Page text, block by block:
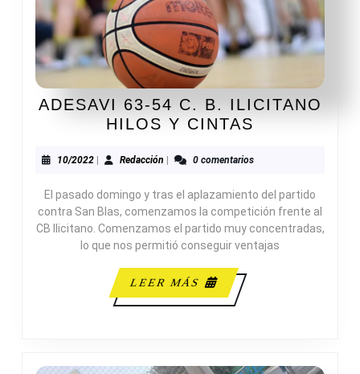
ADESAVI 63-54 C. B. ILICITANO
HILOS Y CINTAS
54
B.
ILICITANO
HILOS
Y
10/202210/2022
| RedacciónRedacción
| 0 comentarios
El pasado domingo y tras el aplazamiento del partido
contra San Blas, comenzamos la competición frente al
CB Ilicitano. Comenzamos el partido muy concentradas,
lo que nos permitió conseguir ventajas
LEER MÁS
LEER
MÁS